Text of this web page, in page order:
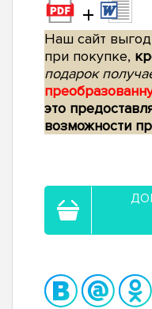
+
Наш сайт
при покупке,
подарок
это
возможности